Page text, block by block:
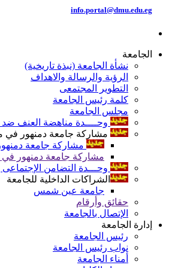
info.portal@dmu.edu.eg
الجامعة
نشأة الجامعة (نبذة تاريخية)
الرؤية والرسالة والاهداف
التطوير المجتمعى
كلمة رئيس الجامعة
مجلس الجامعة
وحــــدة مناهضة العنف ضد
مشاركة جامعة دمنهور في
مشاركة جامعة دمنهور
مشاركة جامعة دمنهور في
وحـــدة التضامن الإجتماعى
الشراكات الداخلية للجامعة
جامعة عين شمس
حقائق وأرقام
الإتصال بالجامعة
إدارة الجامعة
رئيس الجامعة
نواب رئيس الجامعة
أمناء الجامعة